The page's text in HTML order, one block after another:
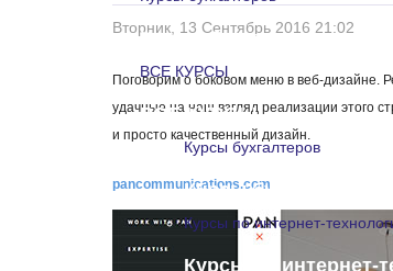
Курсы бухгалтеров
ВСЕ КУРСЫ
ВСЕ КУРСЫ
Курсы бухгалтеров
Курсы бухгалтеров
Курсы по интернет-
Курсы по интернет-
Вторник, 13 Сентябрь 2016 21:02
Поговорим о боковом меню в веб-дизайне.
удачные на наш взгляд реализации этого
и просто качественный дизайн.
pancommunications.com